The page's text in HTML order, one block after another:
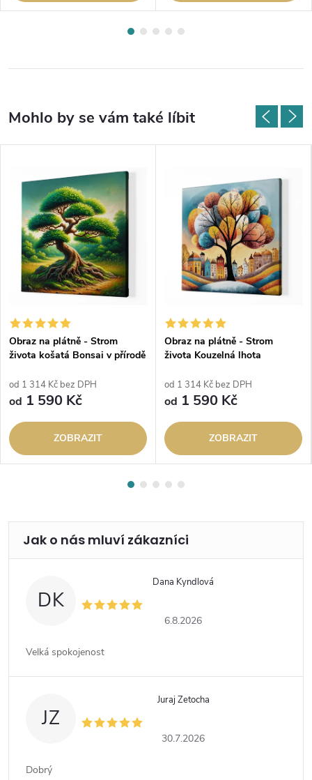
Obraz na plátně - Strom
života košatá Bonsai v přírodě
od 1 314 Kč bez DPH
od 1 590 Kč
ZOBRAZIT
Obraz na plátně - Strom
života Kouzelná lhota
od 1 314 Kč bez DPH
od 1 590 Kč
ZOBRAZIT
DK
Dana Kyndlová
6.8.2026
Velká spokojenost
JZ
Juraj Zetocha
30.7.2026
Dobrý